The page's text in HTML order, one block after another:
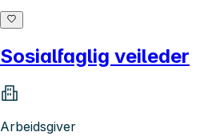
Sosialfaglig veileder
Arbeidsgiver